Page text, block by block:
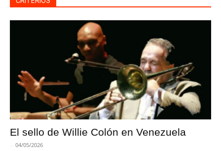
El sello de Willie Colón en Venezuela
- 04/05/2026